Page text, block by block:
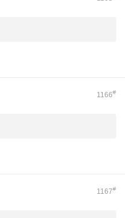
1166#
1167#